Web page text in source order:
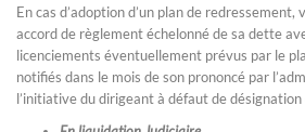
En cas d’adoption d’un plan de
accord de règlement échelonné de sa dette
licenciements éventuellement prévus par le
notifiés dans le mois de son prononcé par
l’initiative du dirigeant à défaut de désignation